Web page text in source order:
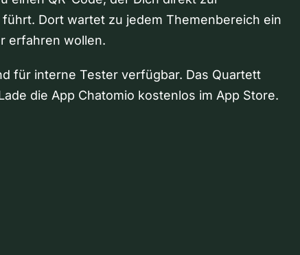
Dort wartet zu jedem Themenbereich ein
erfahren wollen.
für interne Tester verfügbar. Das Quartett
die App Chatomio kostenlos im App Store.